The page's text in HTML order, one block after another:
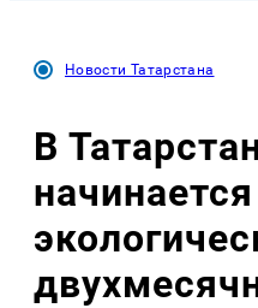
Новости Татарстана
В